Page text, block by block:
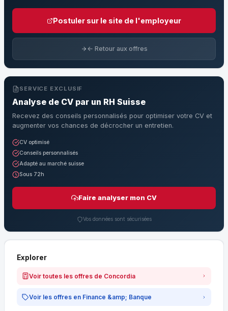
Postuler sur le site de l'employeur
← Retour aux offres
SERVICE EXCLUSIF
Analyse de CV par un RH Suisse
Recevez des conseils personnalisés pour optimiser votre CV et
augmenter vos chances de décrocher un entretien.
CV optimisé
Conseils personnalisés
Adapté au marché suisse
Sous 72h
Faire analyser mon CV
Vos données sont sécurisées
Explorer
Voir toutes les offres de Concordia
Voir les offres en Finance &amp; Banque